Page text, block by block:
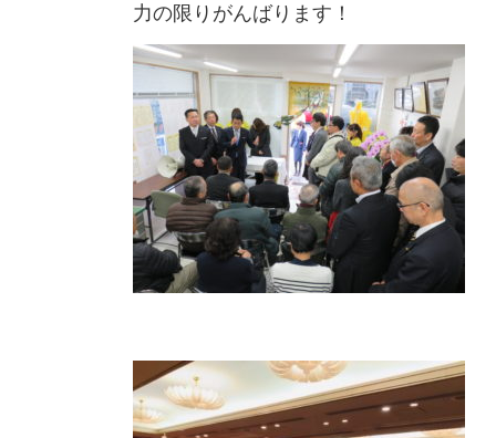
力の限りがんばります！